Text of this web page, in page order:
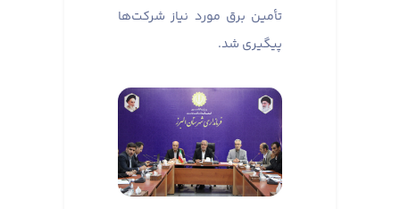
تأمین برق مورد نیاز شرکت‌ها
پیگیری شد.